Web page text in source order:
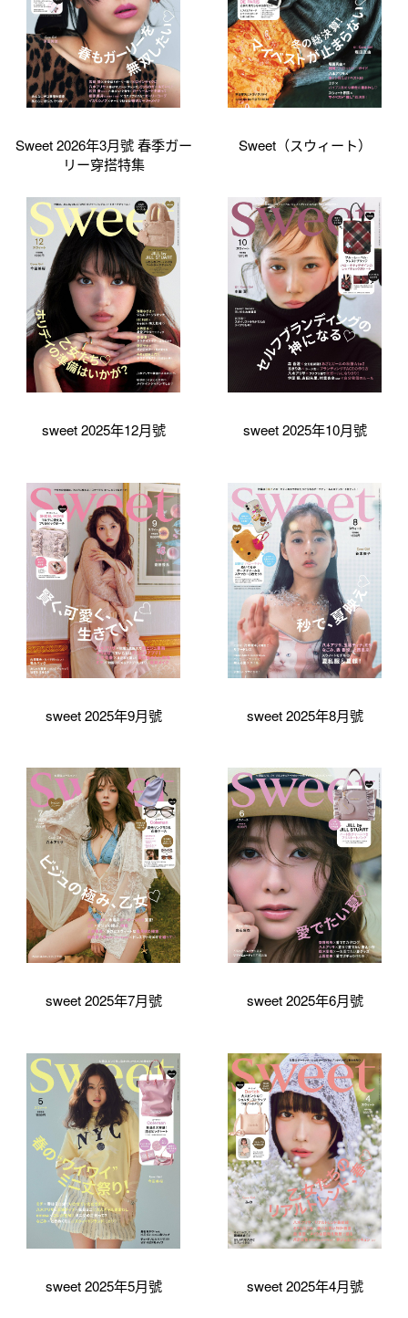
Sweet 2026年3月號 春季ガー
リー穿搭特集
Sweet（スウィート）
sweet 2025年12月號 sweet 2025年10月號
sweet 2025年9月號 sweet 2025年8月號
sweet 2025年7月號 sweet 2025年6月號
sweet 2025年5月號 sweet 2025年4月號